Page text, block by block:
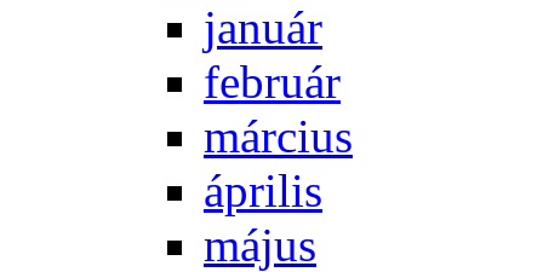
ja­nu­ár
feb­ru­ár
már­ci­us
áp­ri­lis
má­jus